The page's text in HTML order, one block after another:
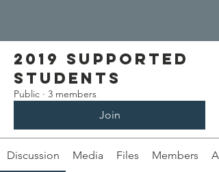
2019 Supported
Students
Public · 3 members
Join
Discussion Media Files Members